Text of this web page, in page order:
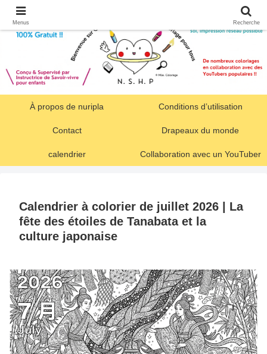
À propos de nuripla Conditions d’utilisation
Contact Drapeaux du monde
calendrier Collaboration avec un YouTuber
Calendrier à colorier de juillet 2026 | La
fête des étoiles de Tanabata et la
culture japonaise
Menus Recherche